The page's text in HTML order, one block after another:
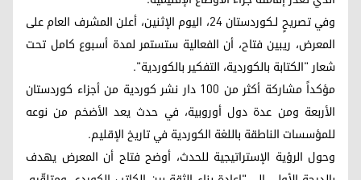
وفي تصريحٍ لـكوردستان 24، اليوم الإثنين، أعلن المشرف العام على
المعرض، ريبين فتاح، أن الفعالية ستستمر لمدة أسبوع كامل تحت
شعار "الكتابة بالكوردية، التفكير بالكوردية".
مؤكداً مشاركة أكثر من 100 دار نشر كوردية من أجزاء كوردستان
الأربعة ومن عدة دول أوروبية، في حدث يعد الأضخم من نوعه
للمؤسسات الناطقة باللغة الكوردية في تاريخ الإقليم.
وحول الرؤية الإستراتيجية للحدث، أوضح فتاح أن المعرض يهدف